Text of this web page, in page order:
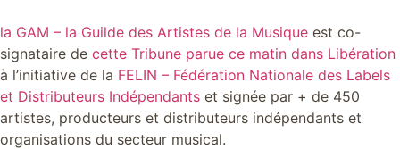
la GAM – la Guilde des Artistes de la Musique est co-
signataire de cette Tribune parue ce matin dans Libération
à l’initiative de la FELIN – Fédération Nationale des Labels
et Distributeurs Indépendants et signée par + de 450
artistes, producteurs et distributeurs indépendants et
organisations du secteur musical.